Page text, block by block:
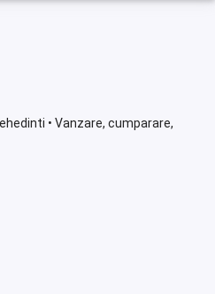
• Vanzare, cumparare,